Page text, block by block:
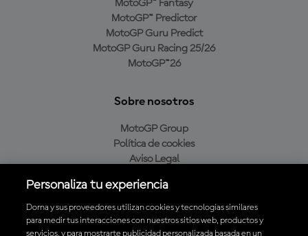
MotoGP™ Fantasy
MotoGP™ Predictor
MotoGP Guru Predict
MotoGP Guru Racing 25/26
MotoGP™26
Sobre nosotros
MotoGP Group
Política de cookies
Aviso Legal
Política de compra
Personaliza tu experiencia
Dorna y sus proveedores utilizan cookies y tecnologías similares
para medir tus interacciones con nuestros sitios web, productos y
servicios, y para mostrarte publicidad personalizada basada en un